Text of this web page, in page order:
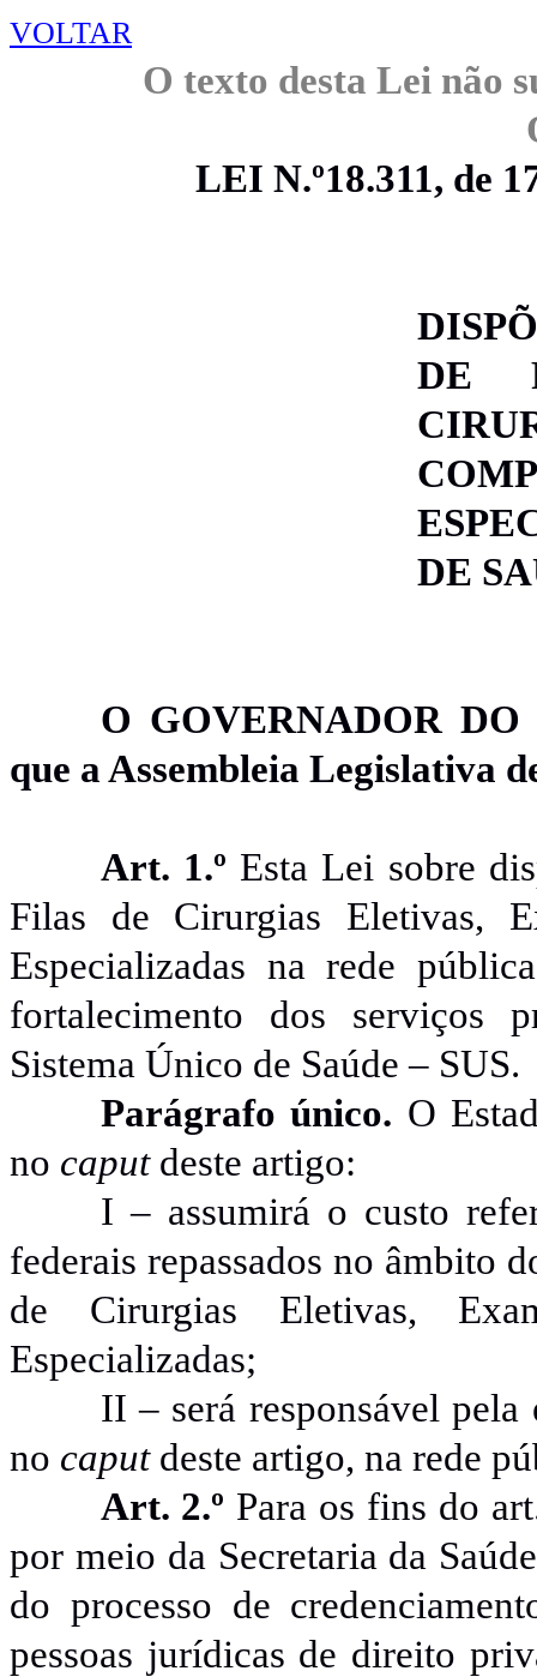
VOLTAR
O texto desta Lei não
LEI N.º18.311, de
DE
DE
O GOVERNADOR DO
que aAssembleia Legislativa
Art. 1.º Esta Lei sobre
Filas de Cirurgias Eletivas,
Especializadas na rede
fortalecimento dos serviços
Sistema Único de Saúde – SUS.
Parágrafo único. O
no caputdeste artigo:
I – assumirá o custo
federais repassados no âmbito
de Cirurgias Eletivas,
Especializadas;
II – será responsável pela
no caputdeste artigo, na rede
Art. 2.º Para os fins do
por meio da Secretaria da
do processo de
pessoas jurídicas de direito